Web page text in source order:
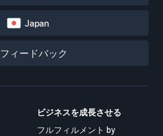
Japan
フィードバック
ビジネスを成長させる
フルフィルメント by